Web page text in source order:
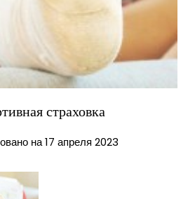
страховка
на 17 апреля 2023